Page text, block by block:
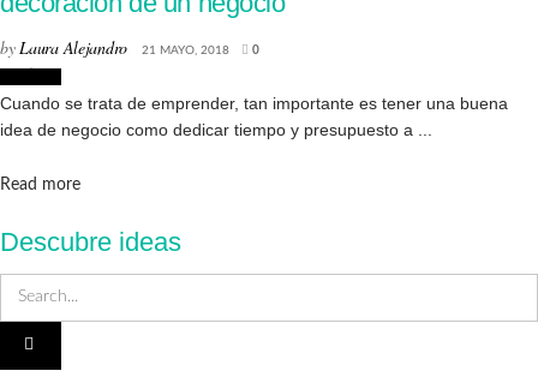
by Laura Alejandro 21 MAYO, 2018 0
Cuando se trata de emprender, tan importante es tener una buena
idea de negocio como dedicar tiempo y presupuesto a ...
Read moreDetails
Descubre ideas